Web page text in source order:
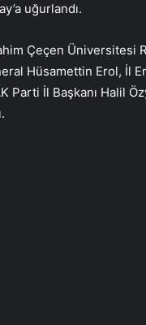
uğurlandı.
Çeçen Üniversitesi
Hüsamettin Erol, İl
Parti İl Başkanı Halil